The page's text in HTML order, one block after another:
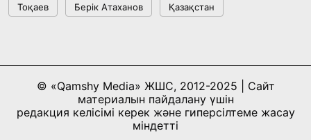
10:28, 15 Шілде 2026
Қазақстан ҰҚК: уақыт сын-қатерлері және
ұлттық мүддені қорғау
Тоқаев Берік Атаханов Қазақстан
© «Qamshy Media» ЖШС, 2012-2025 | Сайт
материалын пайдалану үшін
редакция келісімі керек және гиперсілтеме жасау
міндетті